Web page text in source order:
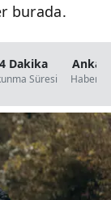
burada.
4 Dakika
Süresi